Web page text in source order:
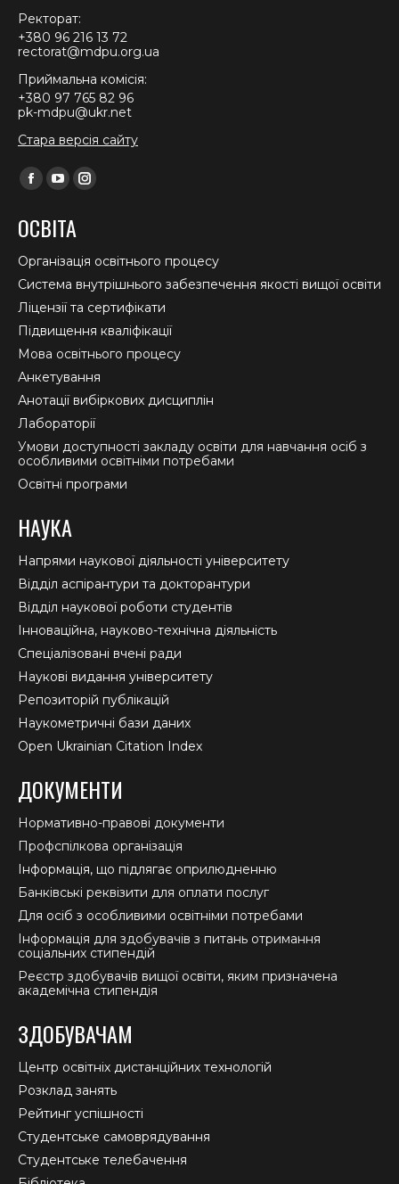
Ректорат:
+380 96 216 13 72
rectorat@mdpu.org.ua
Приймальна комісія:
+380 97 765 82 96
pk-mdpu@ukr.net
Стара версія сайту
Find us on:
Facebook
opens
in
new
window
YouTube
opens
in
new
window
Instagram
in
new
window
ОСВІТА
Організація освітнього процесу
Система внутрішнього забезпечення якості вищої освіти
Ліцензії та сертифікати
Підвищення кваліфікації
Мова освітнього процесу
Анкетування
Анотації вибіркових дисциплін
Лабораторії
Умови доступності закладу освіти для навчання осіб з
особливими освітніми потребами
Освітні програми
НАУКА
Напрями наукової діяльності університету
Відділ аспірантури та докторантури
Відділ наукової роботи студентів
Інноваційна, науково-технічна діяльність
Спеціалізовані вчені ради
Наукові видання університету
Репозиторій публікацій
Наукометричні бази даних
Open Ukrainian Citation Index
ДОКУМЕНТИ
Нормативно-правові документи
Профспілкова організація
Інформація, що підлягає оприлюдненню
Банківські реквізити для оплати послуг
Для осіб з особливими освітніми потребами
Інформація для здобувачів з питань отримання
соціальних стипендій
Реєстр здобувачів вищої освіти, яким призначена
академічна стипендія
ЗДОБУВАЧАМ
Центр освітніх дистанційних технологій
Розклад занять
Рейтинг успішності
Студентське самоврядування
Студентське телебачення